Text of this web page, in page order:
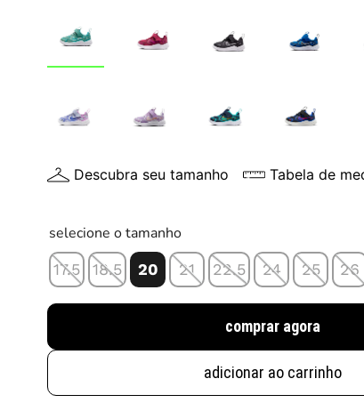
Descubra seu tamanho Tabela de
selecione o tamanho
17.5 18.5 20 21 22.5 24 25 26
comprar agora
adicionar ao carrinho